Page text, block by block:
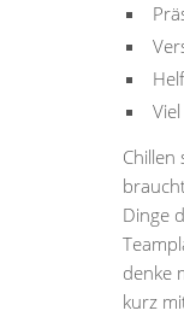
Chillen
Dinge
denke
kurz